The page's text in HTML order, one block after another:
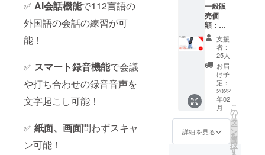
✅ AI会話機能で112言語の
外国語の会話の練習が可
能！
✅ スマート録音機能で会議
や打ち合わせの録音音声を
文字起こし可能！
✅ 紙面、画面問わずスキャ
ン可能！
能性が
ありま
す。ご
了承頂
いた上
でご支
援頂け
ます様
お願い
致しま
す。
皆様の
ご支援
により
量産効
率が向
上した
場合、
正規販
売価格
が販売
予定価
格より
下がる
可能性
の価額
は税込
み・送
料込み
です。
※ご注文
状況、
使用部
材の供
給状
況、製
造工程
上の都
合等に
一般販
売価
額：
27,980
円 リ
ターン
の詳
細： ・
Transp
en本体
ｘ １ ・
日本語
説明書
・持ち
運び用
支援
者：
25人
お届
け予
定：
2022
年02
月
詳細を見る
こ
の
リ
タ
ー
ン
を
選
択
す